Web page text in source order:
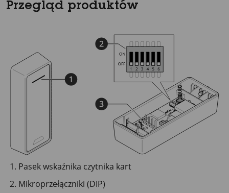
Przegląd produktów
Pasek wskaźnika czytnika kart
Mikroprzełączniki (DIP)